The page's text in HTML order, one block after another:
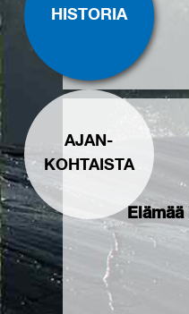
HISTORIA
AJAN-
KOHTAISTA